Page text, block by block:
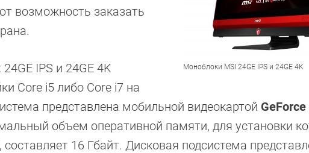
Моноблоки MSI 24GE IPS и 24GE 4K
возможность заказать
IPS и 24GE 4K
Core i5 либо Core i7 на
представлена мобильной видеокартой GeForce
объем оперативной памяти, для установки
16 Гбайт. Дисковая подсистема